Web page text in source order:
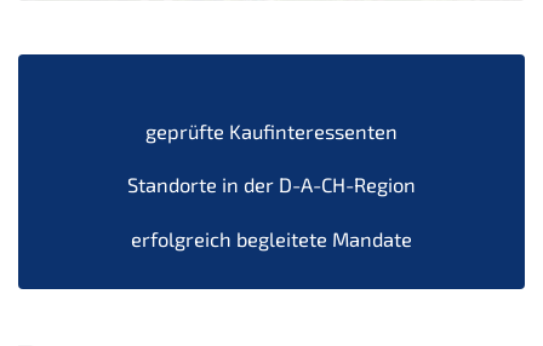
geprüfte Kaufinteressenten
Standorte in der D-A-CH-Region
erfolgreich begleitete Mandate